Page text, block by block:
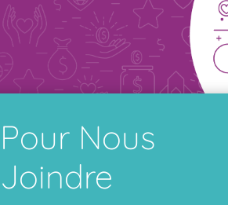
Pour Nous
Joindre